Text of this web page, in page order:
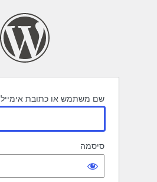
שם משתמש או כתובת אימייל
סיסמה